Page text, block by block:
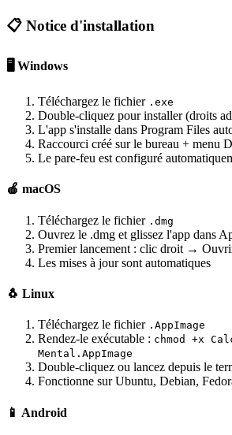
📋 Notice d'installation
🖥️ Windows
Téléchargez le fichier .exe
Double-cliquez pour installer (droits
L'app s'installe dans Program Files
Raccourci créé sur le bureau + menu
Le pare-feu est configuré
🍎 macOS
Téléchargez le fichier .dmg
Ouvrez le .dmg et glissez l'app dans
Premier lancement : clic droit →
Les mises à jour sont automatiques
🐧 Linux
Téléchargez le fichier .AppImage
Rendez-le exécutable : chmod +x
Mental.AppImage
Double-cliquez ou lancez depuis le
Fonctionne sur Ubuntu, Debian,
📱 Android